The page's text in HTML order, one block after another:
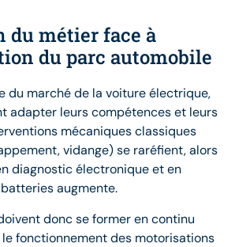
du métier face à
du parc automobile
du marché de la voiture électrique,
adapter leurs compétences et leurs
mécaniques classiques
vidange) se raréfient, alors
diagnostic électronique et en
augmente.
donc se former en continu
fonctionnement des motorisations